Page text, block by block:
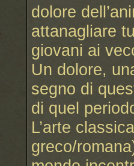
dolore
attanagliare
giovani ai
Un dolore,
segno di
di quel
L’arte
greco/